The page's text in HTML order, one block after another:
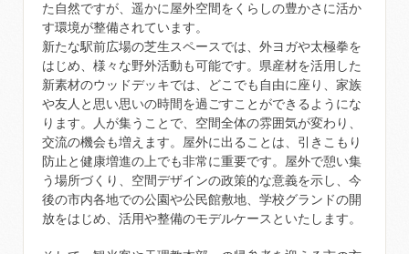
た自然ですが、遥かに屋外空間をくらしの豊かさに活か
す環境が整備されています。
新たな駅前広場の芝生スペースでは、外ヨガや太極拳を
はじめ、様々な野外活動も可能です。県産材を活用した
新素材のウッドデッキでは、どこでも自由に座り、家族
や友人と思い思いの時間を過ごすことができるようにな
ります。人が集うことで、空間全体の雰囲気が変わり、
交流の機会も増えます。屋外に出ることは、引きこもり
防止と健康増進の上でも非常に重要です。屋外で憩い集
う場所づくり、空間デザインの政策的な意義を示し、今
後の市内各地での公園や公民館敷地、学校グランドの開
放をはじめ、活用や整備のモデルケースといたします。